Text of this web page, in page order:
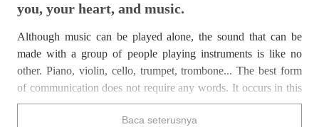
you, your heart, and music.
Although music can be played alone, the sound that can be
made with a group of people playing instruments is like no
other. Piano, violin, cello, trumpet, trombone... The best form
of communication does not require any words. It occurs in this
ensemble the moment your favorite sound combines with
someone else's favorite sound.Baca seterusnya